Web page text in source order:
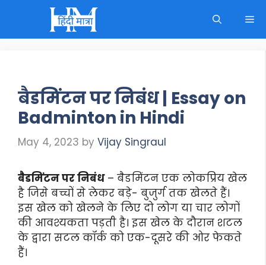
content
बैडमिंटन पर निबंध | Essay on
Badminton in Hindi
May 4, 2023 by Vijay Singraul
बैडमिंटन पर निबंध– बैडमिंटन एक लोकप्रिय खेल
है जिसे बच्चों से लेकर बड़े- बुजुर्ग तक खेलते हैं।
इस खेल को खेलने के लिए दो लोग या चार लोगों
की आवश्यकता पड़ती है। इस खेल के दौरान शटल
के द्वारा सटल कॉर्क को एक-दूसरे की ओर फेकते
हैं।